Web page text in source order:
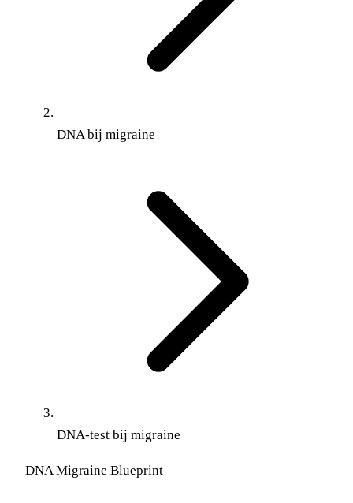
DNA bij migraine
DNA-test bij migraine
DNA Migraine Blueprint